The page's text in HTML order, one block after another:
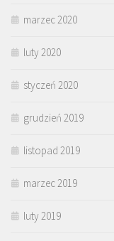
marzec 2020
luty 2020
styczeń 2020
grudzień 2019
listopad 2019
marzec 2019
luty 2019